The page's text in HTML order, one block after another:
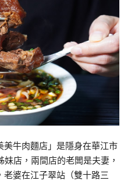
牛肉麵店」是隱身在華江市
店，兩間店的老闆是夫妻，
婆在江子翠站（雙十路三